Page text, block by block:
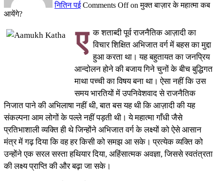
नितिन पई Comments Offon मुक्त बाज़ार के महात्मा कब
आयेंगे?
ए क शताब्दी पूर्व राजनैतिक आज़ादी का
विचार शिक्षित अभिजात वर्ग में बहस का मुद्दा
हुआ करता था। यह बहुतायत का जनप्रिय
आन्दोलन होने की बजाय गिने चुनों के बीच बुद्धिगत
माथा पच्ची का विषय बना था। ऐसा नहीं कि उस
समय भारतियों में उपनिवेशवाद से राजनैतिक
निजात पाने की अभिलाषा नहीं थी, बात बस यह थी कि आज़ादी की यह
संकल्पना आम लोगों के पल्ले नहीं पड़ती थी। ये महात्मा गाँधी जैसे
प्रतिभाशाली व्यक्ति ही थे जिन्होंने अभिजात वर्ग के लक्ष्यों को ऐसे आसान
मंत्र में गढ़ दिया कि वह हर किसी को समझ आ सके। प्रत्येक व्यक्ति को
उन्होंने एक सरल सस्ता हथियार दिया, अहिंसात्मक अवज्ञा, जिससे स्वतंत्रता
की लक्ष्य प्राप्ति की और बढ़ा जा सके।